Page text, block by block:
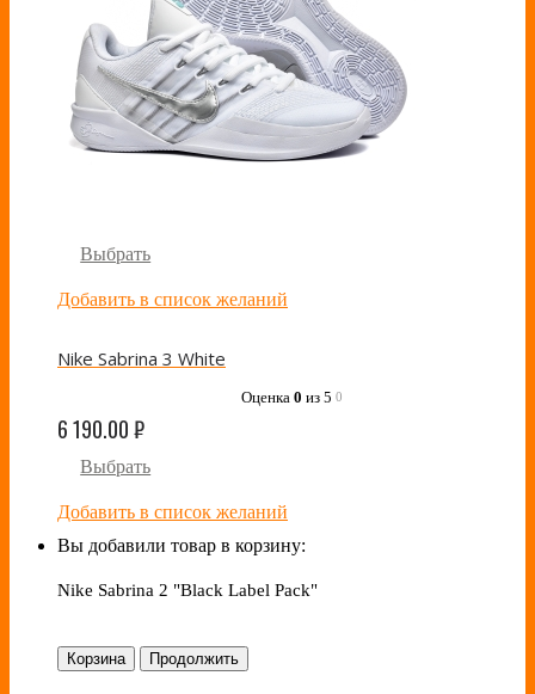
Выбрать
Добавить в список желаний
Nike Sabrina 3 White
Оценка 0 из 5 0
6 190.00₽
Выбрать
Добавить в список желаний
Вы добавили товар в корзину:
Nike Sabrina 2 "Black Label Pack"
Корзина Продолжить